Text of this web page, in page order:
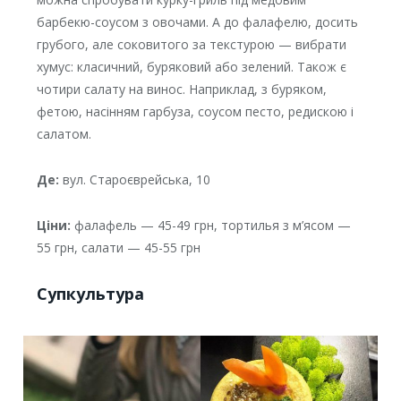
барбекю-соусом з овочами. А до фалафелю, досить
грубого, але соковитого за текстурою — вибрати
хумус: класичний, буряковий або зелений. Також є
чотири салату на винос. Наприклад, з буряком,
фетою, насінням гарбуза, соусом песто, редискою і
салатом.
Де: вул. Староєврейська, 10
Ціни: фалафель — 45-49 грн, тортилья з м’ясом —
55 грн, салати — 45-55 грн
Супкультура